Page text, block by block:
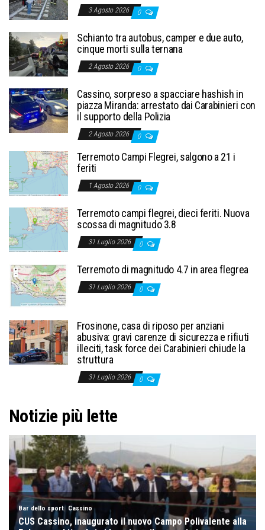
3 Agosto 2026 0
Schianto tra autobus, camper e due auto,
cinque morti sulla ternana
2 Agosto 2026 0
Cassino, sorpreso a spacciare hashish in
piazza Miranda: arrestato dai Carabinieri con
il supporto della Polizia
2 Agosto 2026 0
Terremoto Campi Flegrei, salgono a 21 i
feriti
1 Agosto 2026 0
Terremoto campi flegrei, dieci feriti. Nuova
scossa di magnitudo 3.8
31 Luglio 2026 0
Terremoto di magnitudo 4.7 in area flegrea
31 Luglio 2026 0
Frosinone, casa di riposo per anziani
abusiva: gravi carenze di sicurezza e rifiuti
illeciti, task force dei Carabinieri chiude la
struttura
31 Luglio 2026 0
Notizie più lette